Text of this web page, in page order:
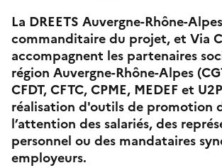
La DREETS Auvergne-Rhône-
commanditaire du projet, et Via
accompagnent les partenaires
région Auvergne-Rhône-Alpes
CFDT, CFTC, CPME, MEDEF et
réalisation d'outils de promotion
l’attention des salariés, des
personnel ou des mandataires
employeurs.